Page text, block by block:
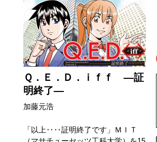
Ｑ．Ｅ．Ｄ．ｉｆｆ ―証
明終了―
加藤元浩
「以上‥‥証明終了です」ＭＩＴ